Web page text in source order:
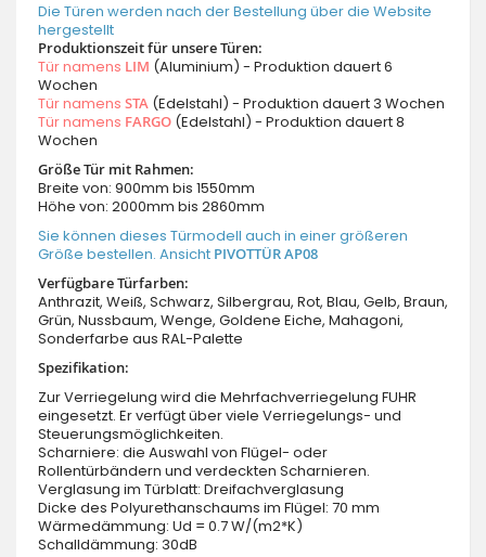
Die Türen werden nach der Bestellung über die Website
hergestellt
Produktionszeit für unsere Türen:
Tür namens LIM (Aluminium) - Produktion dauert 6
Wochen
Tür namens STA (Edelstahl) - Produktion dauert 3 Wochen
Tür namens FARGO (Edelstahl) - Produktion dauert 8
Wochen
Größe Tür mit Rahmen:
Breite von: 900mm bis 1550mm
Höhe von: 2000mm bis 2860mm
Sie können dieses Türmodell auch in einer größeren
Größe bestellen. Ansicht PIVOTTÜR AP08
Verfügbare Türfarben:
Anthrazit, Weiß, Schwarz, Silbergrau, Rot, Blau, Gelb, Braun,
Grün, Nussbaum, Wenge, Goldene Eiche, Mahagoni,
Sonderfarbe aus RAL-Palette
Spezifikation:
Zur Verriegelung wird die Mehrfachverriegelung FUHR
eingesetzt. Er verfügt über viele Verriegelungs- und
Steuerungsmöglichkeiten.
Scharniere: die Auswahl von Flügel- oder
Rollentürbändern und verdeckten Scharnieren.
Verglasung im Türblatt: Dreifachverglasung
Dicke des Polyurethanschaums im Flügel: 70 mm
Wärmedämmung: Ud = 0.7 W/(m2*K)
Schalldämmung: 30dB